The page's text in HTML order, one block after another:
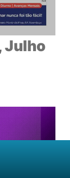
Julho